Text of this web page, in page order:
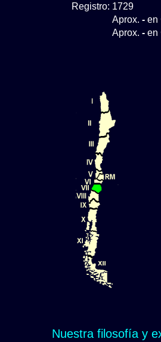
Registro: 1729
Aprox. - en
Aprox. - en
Nuestra filosofía y